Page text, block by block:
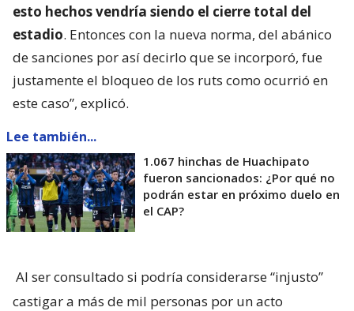
esto hechos vendría siendo el cierre total del
estadio. Entonces con la nueva norma, del abánico
de sanciones por así decirlo que se incorporó, fue
justamente el bloqueo de los ruts como ocurrió en
este caso”, explicó.
Lee también...
1.067 hinchas de Huachipato
fueron sancionados: ¿Por qué no
podrán estar en próximo duelo en
el CAP?
Al ser consultado si podría considerarse “injusto”
castigar a más de mil personas por un acto